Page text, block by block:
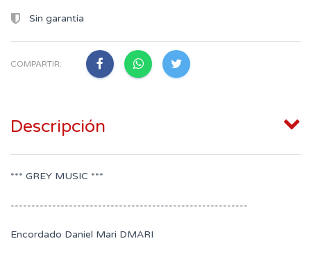
Sin garantía
COMPARTIR:
Descripción
*** GREY MUSIC ***
---------------------------------------------------------
Encordado Daniel Mari DMARI